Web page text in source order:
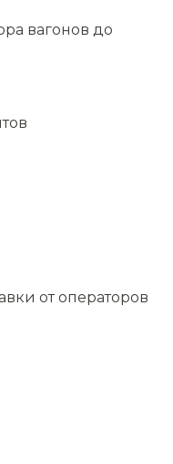
вагонов до
от операторов